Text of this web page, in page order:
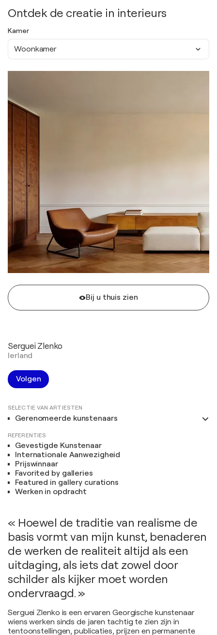
Ontdek de creatie in interieurs
Kamer
Woonkamer
Bij u thuis zien
Serguei Zlenko
Ierland
Volgen
SELECTIE VAN ARTIESTEN
Gerenomeerde kunstenaars
REFERENTIES
Gevestigde Kunstenaar
Internationale Aanwezigheid
Prijswinnaar
Favorited by galleries
Featured in gallery curations
Werken in opdracht
« Hoewel de traditie van realisme de
basis vormt van mijn kunst, benaderen
de werken de realiteit altijd als een
uitdaging, als iets dat zowel door
schilder als kijker moet worden
ondervraagd. »
Serguei Zlenko is een ervaren Georgische kunstenaar
wiens werken sinds de jaren tachtig te zien zijn in
tentoonstellingen, publicaties, prijzen en permanente